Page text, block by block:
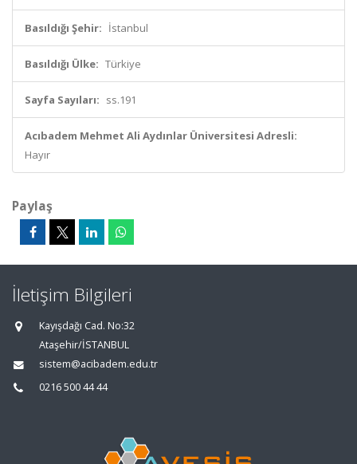
Basıldığı Şehir: İstanbul
Basıldığı Ülke: Türkiye
Sayfa Sayıları: ss.191
Acıbadem Mehmet Ali Aydınlar Üniversitesi Adresli:
Hayır
Paylaş
İletişim Bilgileri
Kayışdağı Cad. No:32
Ataşehir/İSTANBUL
sistem@acibadem.edu.tr
0216 500 44 44